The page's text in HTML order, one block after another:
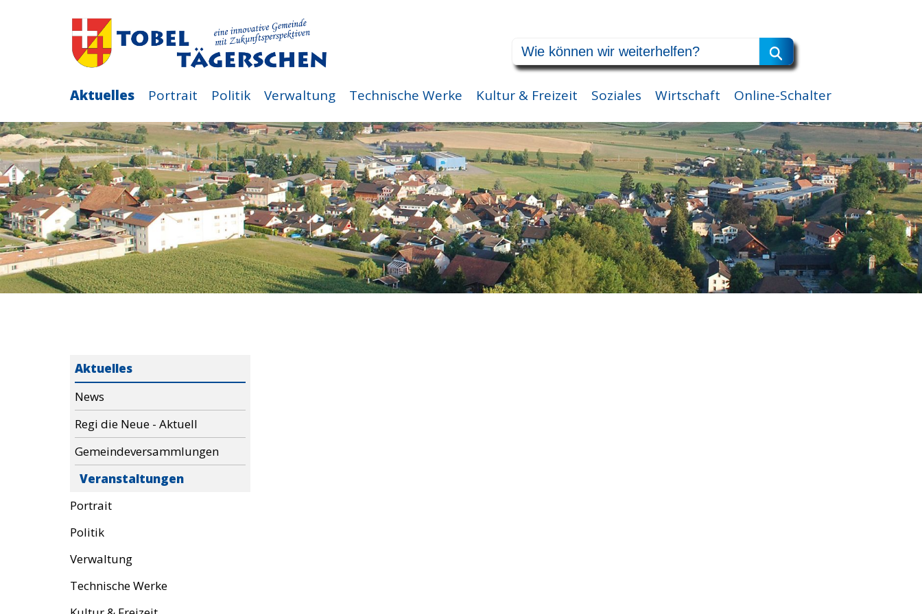
Aktuelles Portrait Politik Verwaltung Technische Werke Kultur & Freizeit Soziales Wirtschaft Online-Schalter
Aktuelles
News
Regi die Neue - Aktuell
Gemeindeversammlungen
Veranstaltungen
Portrait
Politik
Verwaltung
Technische Werke